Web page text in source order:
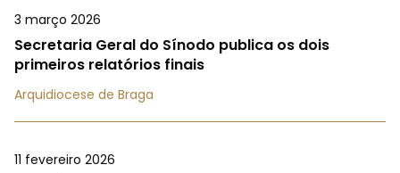
3 março 2026
Secretaria Geral do Sínodo publica os dois
primeiros relatórios finais
Arquidiocese de Braga
11 fevereiro 2026